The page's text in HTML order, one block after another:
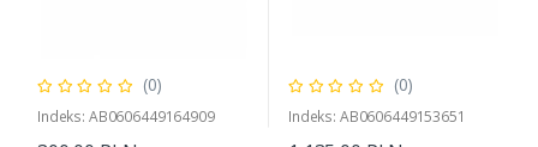
(0)
Indeks: AB0606449164909
(0)
Indeks: AB0606449153651